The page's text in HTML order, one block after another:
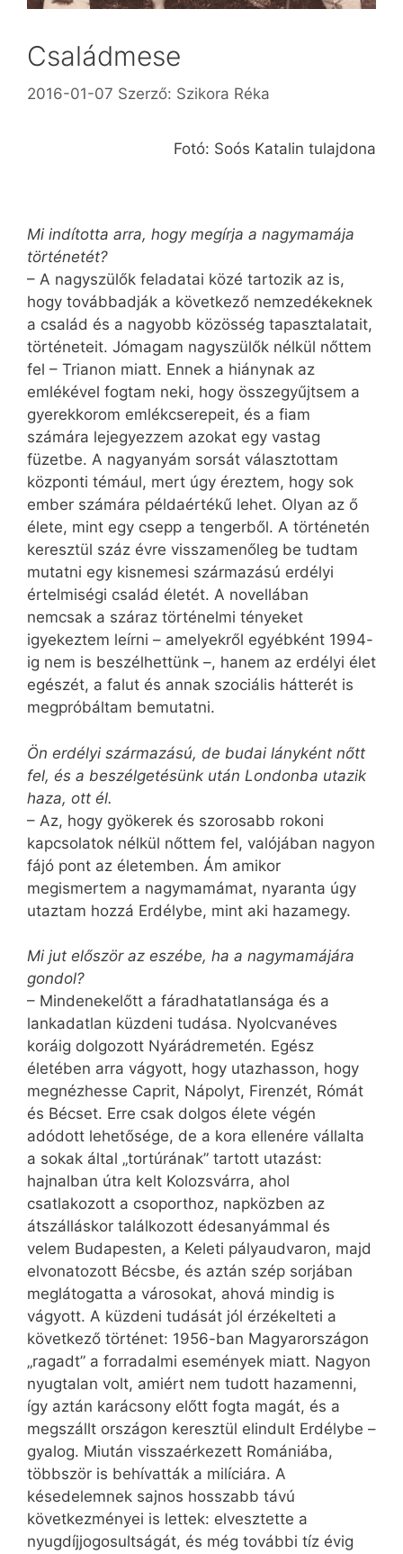
Családmese
2016-01-07 Szerző: Szikora Réka
Fotó: Soós Katalin tulajdona
Mi indította arra, hogy megírja a nagymamája
történetét?
– A nagyszülők feladatai közé tartozik az is,
hogy továbbadják a következő nemzedékeknek
a család és a nagyobb közösség tapasztalatait,
történeteit. Jómagam nagyszülők nélkül nőttem
fel – Trianon miatt. Ennek a hiánynak az
emlékével fogtam neki, hogy összegyűjtsem a
gyerekkorom emlékcserepeit, és a fiam
számára lejegyezzem azokat egy vastag
füzetbe. A nagyanyám sorsát választottam
központi témául, mert úgy éreztem, hogy sok
ember számára példaértékű lehet. Olyan az ő
élete, mint egy csepp a tengerből. A történetén
keresztül száz évre visszamenőleg be tudtam
mutatni egy kisnemesi származású erdélyi
értelmiségi család életét. A novellában
nemcsak a száraz történelmi tényeket
igyekeztem leírni – amelyekről egyébként 1994-
ig nem is beszélhettünk –, hanem az erdélyi élet
egészét, a falut és annak szociális hátterét is
megpróbáltam bemutatni.
Ön erdélyi származású, de budai lányként nőtt
fel, és a beszélgetésünk után Londonba utazik
haza, ott él.
– Az, hogy gyökerek és szorosabb rokoni
kapcsolatok nélkül nőttem fel, valójában nagyon
fájó pont az életemben. Ám amikor
megismertem a nagymamámat, nyaranta úgy
utaztam hozzá Erdélybe, mint aki hazamegy.
Mi jut először az eszébe, ha a nagymamájára
gondol?
– Mindenekelőtt a fáradhatatlansága és a
lankadatlan küzdeni tudása. Nyolcvanéves
koráig dolgozott Nyárádremetén. Egész
életében arra vágyott, hogy utazhasson, hogy
megnézhesse Caprit, Nápolyt, Firenzét, Rómát
és Bécset. Erre csak dolgos élete végén
adódott lehetősége, de a kora ellenére vállalta
a sokak által „tortúrának” tartott utazást:
hajnalban útra kelt Kolozsvárra, ahol
csatlakozott a csoporthoz, napközben az
átszálláskor találkozott édesanyámmal és
velem Budapesten, a Keleti pályaudvaron, majd
elvonatozott Bécsbe, és aztán szép sorjában
meglátogatta a városokat, ahová mindig is
vágyott. A küzdeni tudását jól érzékelteti a
következő történet: 1956-ban Magyarországon
„ragadt” a forradalmi események miatt. Nagyon
nyugtalan volt, amiért nem tudott hazamenni,
így aztán karácsony előtt fogta magát, és a
megszállt országon keresztül elindult Erdélybe –
gyalog. Miután visszaérkezett Romániába,
többször is behívatták a milíciára. A
késedelemnek sajnos hosszabb távú
következményei is lettek: elvesztette a
nyugdíjjogosultságát, és még további tíz évig